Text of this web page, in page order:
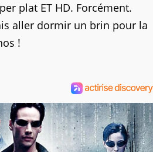
plat ET HD. Forcément.
aller dormir un brin pour la
!